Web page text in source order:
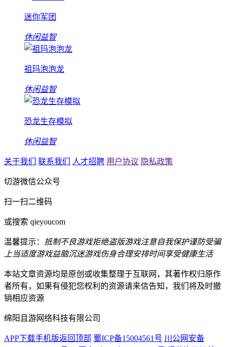
迷你军团
休闲益智
祖玛泡泡龙
休闲益智
恐龙生存模拟
休闲益智
关于我们 联系我们 人才招聘 用户协议 隐私政策
切游微信公众号
扫一扫二维码
或搜索 qieyoucom
温馨提示： 抵制不良游戏拒绝盗版游戏注意自我保护谨防受骗
上当适度游戏益脑沉迷游戏伤身合理安排时间享受健康生活
本站文章资源均是原创或收集整理于互联网，其著作权归原作
者所有，如果有侵犯您权利的资源请来信告知，我们将及时撤
销相应资源
绵阳且游网络科技有限公司
APP下载手机版返回顶部 蜀ICP备15004561号 川公网安备